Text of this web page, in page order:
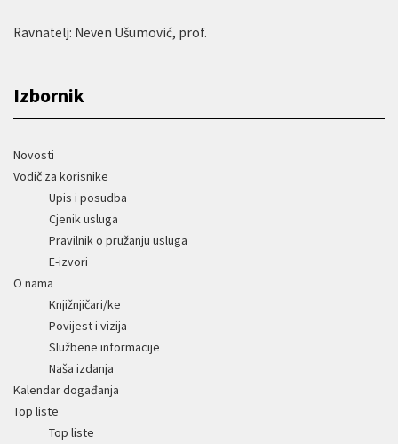
Ravnatelj: Neven Ušumović, prof.
Izbornik
Novosti
Vodič za korisnike
Upis i posudba
Cjenik usluga
Pravilnik o pružanju usluga
E-izvori
O nama
Knjižnjičari/ke
Povijest i vizija
Službene informacije
Naša izdanja
Kalendar događanja
Top liste
Top liste